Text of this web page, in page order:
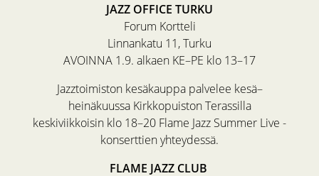
JAZZ OFFICE TURKU
Forum Kortteli
Linnankatu 11, Turku
AVOINNA 1.9. alkaen KE–PE klo 13–17
Jazztoimiston kesäkauppa palvelee kesä–
heinäkuussa Kirkkopuiston Terassilla
keskiviikkoisin klo 18–20 Flame Jazz Summer Live -
konserttien yhteydessä.
FLAME JAZZ CLUB